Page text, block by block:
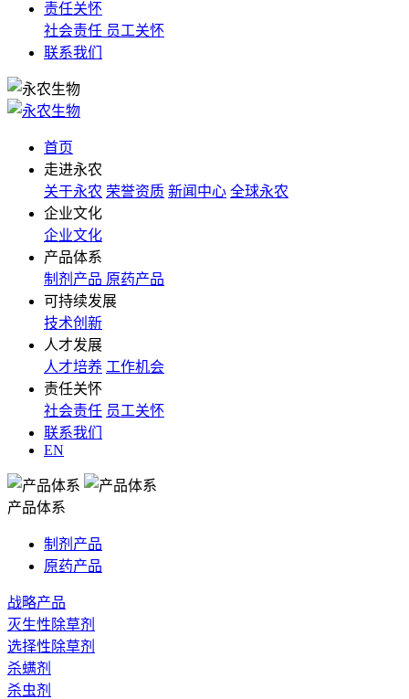
责任关怀
社会责任 员工关怀
联系我们
首页
走进永农
关于永农 荣誉资质 新闻中心 全球永农
企业文化
企业文化
产品体系
制剂产品 原药产品
可持续发展
技术创新
人才发展
人才培养 工作机会
责任关怀
社会责任 员工关怀
联系我们
EN
产品体系
制剂产品
原药产品
战略产品
灭生性除草剂
选择性除草剂
杀螨剂
杀虫剂